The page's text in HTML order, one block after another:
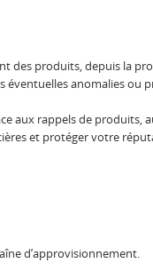
des produits, depuis la
éventuelles anomalies ou
aux rappels de produits,
et protéger votre
d’approvisionnement.